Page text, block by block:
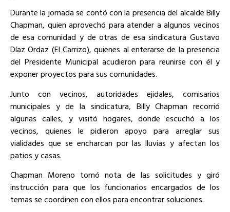
Durante la jornada se contó con la presencia del alcalde Billy
Chapman, quien aprovechó para atender a algunos vecinos
de esa comunidad y de otras de esa sindicatura Gustavo
Díaz Ordaz (El Carrizo), quienes al enterarse de la presencia
del Presidente Municipal acudieron para reunirse con él y
exponer proyectos para sus comunidades.
Junto con vecinos, autoridades ejidales, comisarios
municipales y de la sindicatura, Billy Chapman recorrió
algunas calles, y visitó hogares, donde escuchó a los
vecinos, quienes le pidieron apoyo para arreglar sus
vialidades que se encharcan por las lluvias y afectan los
patios y casas.
Chapman Moreno tomó nota de las solicitudes y giró
instrucción para que los funcionarios encargados de los
temas se coordinen con ellos para encontrar soluciones.